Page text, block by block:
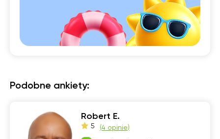
Podobne ankiety:
Robert E.
5 (4 opinie)